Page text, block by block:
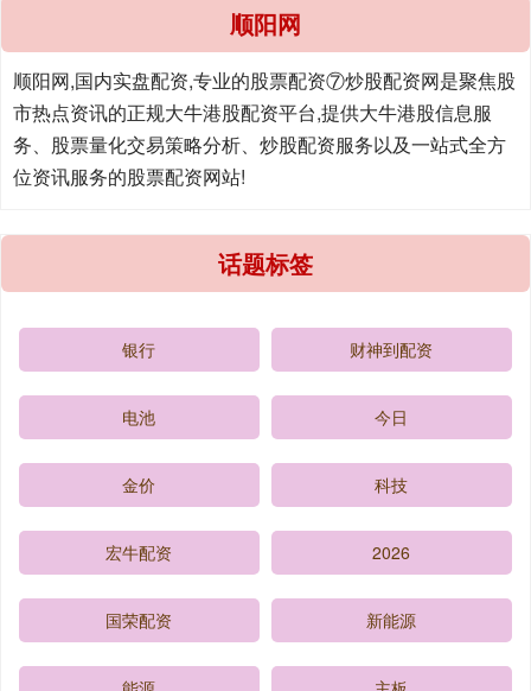
顺阳网
顺阳网,国内实盘配资,专业的股票配资⑦炒股配资网是聚焦股
市热点资讯的正规大牛港股配资平台,提供大牛港股信息服
务、股票量化交易策略分析、炒股配资服务以及一站式全方
位资讯服务的股票配资网站!
话题标签
银行 财神到配资
电池 今日
金价 科技
宏牛配资 2026
国荣配资 新能源